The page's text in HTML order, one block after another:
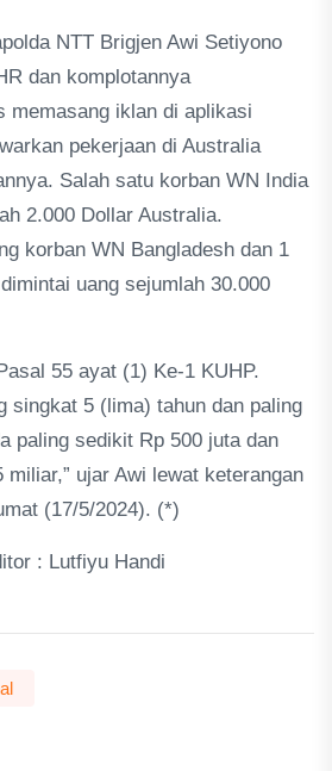
NTT Brigjen Awi Setiyono
dan komplotannya
memasang iklan di aplikasi
pekerjaan di Australia
Salah satu korban WN India
2.000 Dollar Australia.
korban WN Bangladesh dan 1
uang sejumlah 30.000
55 ayat (1) Ke-1 KUHP.
singkat 5 (lima) tahun dan paling
paling sedikit Rp 500 juta dan
miliar,” ujar Awi lewat keterangan
(17/5/2024). (*)
: Lutfiyu Handi